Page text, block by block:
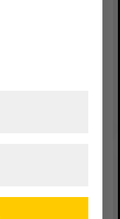
Gutachten,
Jahr 2024, bei